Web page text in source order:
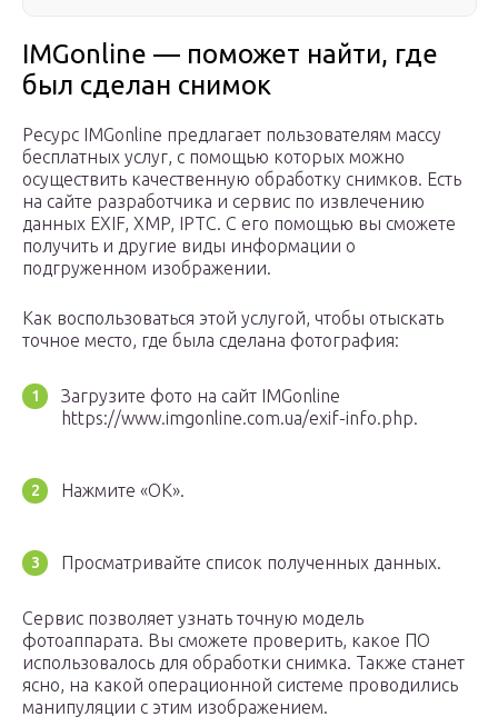
IMGonline — поможет найти, где
был сделан снимок
Ресурс IMGonline предлагает пользователям массу
бесплатных услуг, с помощью которых можно
осуществить качественную обработку снимков. Есть
на сайте разработчика и сервис по извлечению
данных EXIF, XMP, IPTC. С его помощью вы сможете
получить и другие виды информации о
подгруженном изображении.
Как воспользоваться этой услугой, чтобы отыскать
точное место, где была сделана фотография:
Загрузите фото на сайт IMGonline
https://www.imgonline.com.ua/exif-info.php.
Нажмите «OK».
Просматривайте список полученных данных.
Сервис позволяет узнать точную модель
фотоаппарата. Вы сможете проверить, какое ПО
использовалось для обработки снимка. Также станет
ясно, на какой операционной системе проводились
манипуляции с этим изображением.